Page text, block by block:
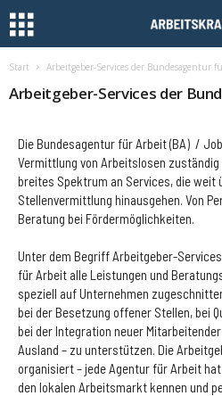
Start Arbeitgeber-Services der Bundesagentur
Arbeitgeber-Services der
Die Bundesagentur für Arbeit (BA) /
Vermittlung von Arbeitslosen
breites Spektrum an Services, die weit
Stellenvermittlung hinausgehen. Von
Beratung bei Fördermöglichkeiten.
Unter dem Begriff Arbeitgeber-
für Arbeit alle Leistungen und
speziell auf Unternehmen
bei der Besetzung offener Stellen, bei
bei der Integration neuer
Ausland – zu unterstützen. Die
organisiert – jede Agentur für Arbeit
den lokalen Arbeitsmarkt kennen und